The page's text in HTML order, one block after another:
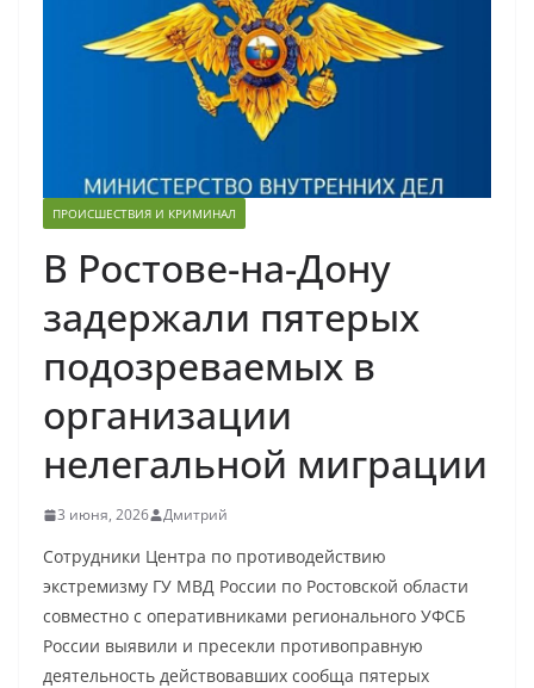
ПРОИСШЕСТВИЯ И КРИМИНАЛ
В Ростове-на-Дону
задержали пятерых
подозреваемых в
организации
нелегальной миграции
3 июня, 2026 Дмитрий
Сотрудники Центра по противодействию
экстремизму ГУ МВД России по Ростовской области
совместно с оперативниками регионального УФСБ
России выявили и пресекли противоправную
деятельность действовавших сообща пятерых